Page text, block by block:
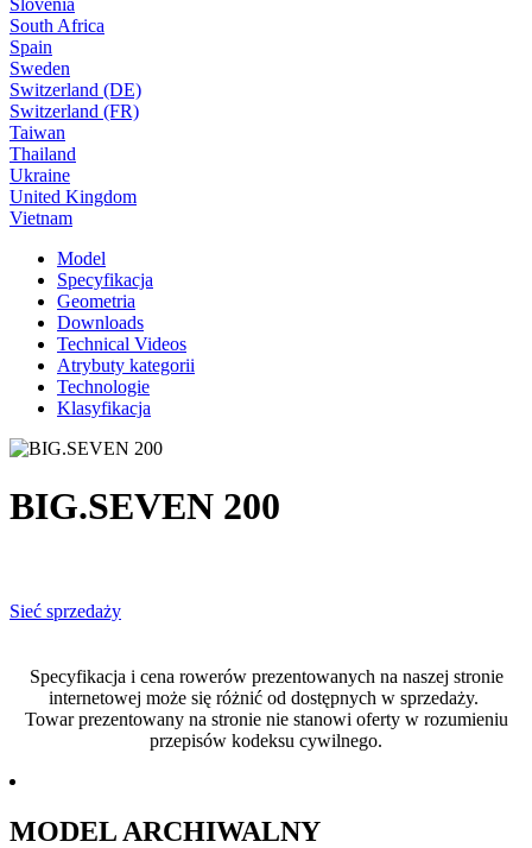
South Africa
Spain
Sweden
Switzerland (DE)
Switzerland (FR)
Taiwan
Thailand
Ukraine
United Kingdom
Vietnam
Model
Specyfikacja
Geometria
Downloads
Technical Videos
Atrybuty kategorii
Technologie
Klasyfikacja
BIG.SEVEN 200
Sieć sprzedaży
Specyfikacja i cena rowerów prezentowanych na naszej stronie
internetowej może się różnić od dostępnych w sprzedaży.
Towar prezentowany na stronie nie stanowi oferty w rozumieniu
przepisów kodeksu cywilnego.
MODEL ARCHIWALNY